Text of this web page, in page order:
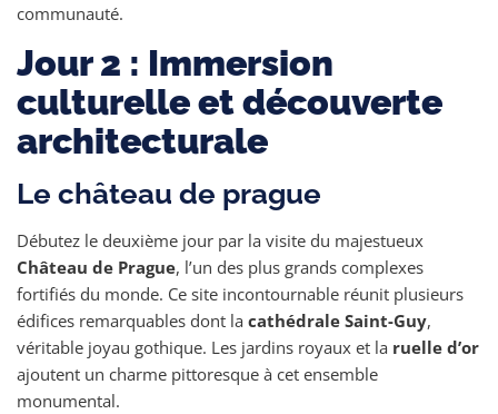
communauté.
Jour 2 : Immersion
culturelle et découverte
architecturale
Le château de prague
Débutez le deuxième jour par la visite du majestueux
Château de Prague, l’un des plus grands complexes
fortifiés du monde. Ce site incontournable réunit plusieurs
édifices remarquables dont la cathédrale Saint-Guy,
véritable joyau gothique. Les jardins royaux et la ruelle d’or
ajoutent un charme pittoresque à cet ensemble
monumental.